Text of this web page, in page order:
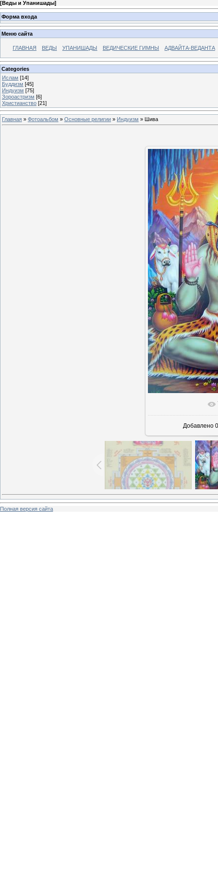
[Веды и Упанишады]
Форма входа
Меню сайта
ГЛАВНАЯ ВЕДЫ УПАНИШАДЫ ВЕДИЧЕСКИЕ ГИМНЫ АДВАЙТА-ВЕДАНТА
Categories
Ислам [14]
Буддизм [45]
Индуизм [75]
Зороастризм [6]
Христианство [21]
Главная » Фотоальбом » Основные религии » Индуизм » Шива
В
Добавлено
Полная версия сайта